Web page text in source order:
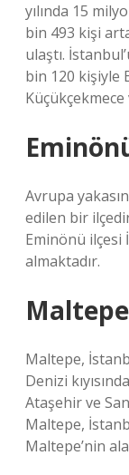
yılında 15
bin 493 kişi
ulaştı.
bin 120 kişiyle
Küçükçekmece
Avrupa
edilen bir
Eminönü ilçesi
almaktadır.
Maltepe,
Denizi
Ataşehir ve
Maltepe,
Maltepe’nin